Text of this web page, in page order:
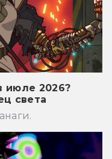
июле 2026?
света